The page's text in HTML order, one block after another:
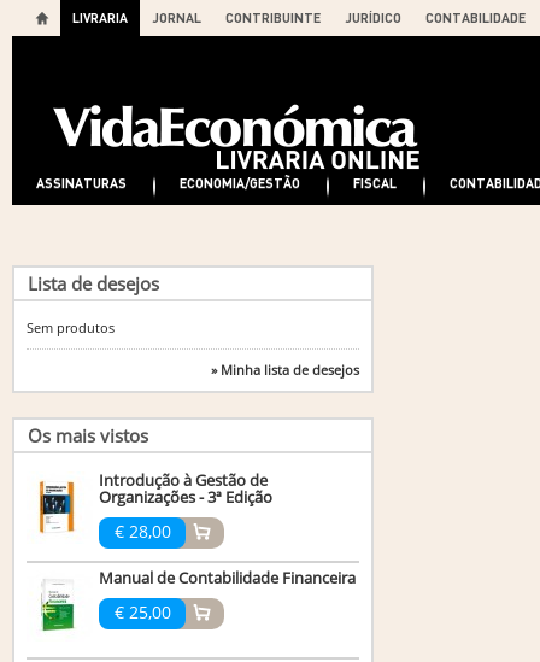
LIVRARIA JORNAL CONTRIBUINTE JURÍDICO CONTABILIDADE
ASSINATURAS ECONOMIA/GESTÃO FISCAL
Lista de desejos
Sem produtos
» Minha lista de desejos
Os mais vistos
Introdução à Gestão de
Organizações - 3ª Edição
€ 28,00
Manual de Contabilidade Financeira
€ 25,00